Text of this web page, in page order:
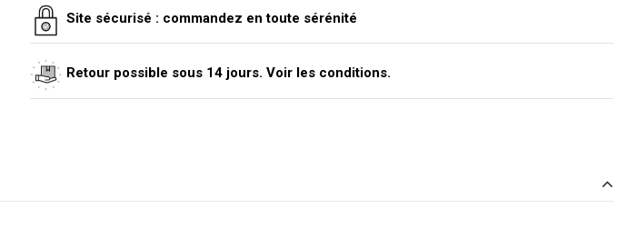
Site sécurisé : commandez en toute sérénité
Retour possible sous 14 jours. Voir les conditions.